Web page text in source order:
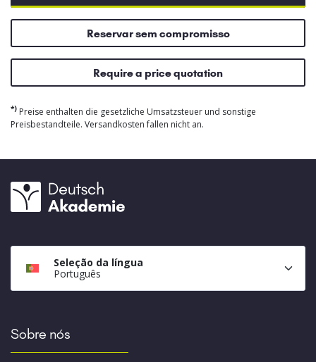
Reservar sem compromisso
Require a price quotation
*) Preise enthalten die gesetzliche Umsatzsteuer und sonstige
Preisbestandteile. Versandkosten fallen nicht an.
Seleção da língua
Português
Sobre nós